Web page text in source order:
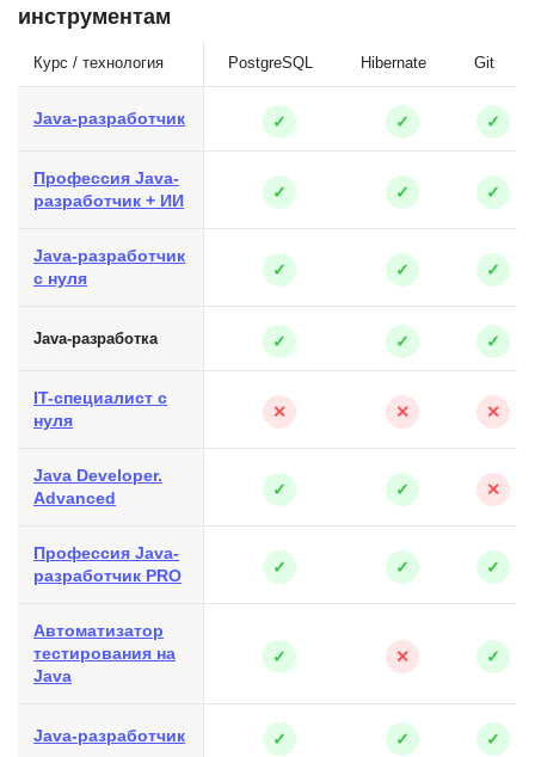
инструментам
Курс / технология PostgreSQL Hibernate Git
Java-разработчик ✓ ✓ ✓
Профессия Java-
разработчик + ИИ
✓ ✓ ✓
Java-разработчик
с нуля
✓ ✓ ✓
Java-разработка ✓ ✓ ✓
IT-специалист с
нуля
✕ ✕ ✕
Java Developer.
Advanced
✓ ✓ ✕
Профессия Java-
разработчик PRO
✓ ✓ ✓
Автоматизатор
тестирования на
Java
✓ ✕ ✓
Java-разработчик ✓ ✓ ✓